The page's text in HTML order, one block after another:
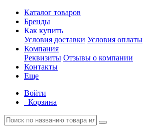
Каталог товаров
Бренды
Как купить
Условия доставки Условия оплаты
Компания
Реквизиты Отзывы о компании
Контакты
Еще
Войти
Корзина